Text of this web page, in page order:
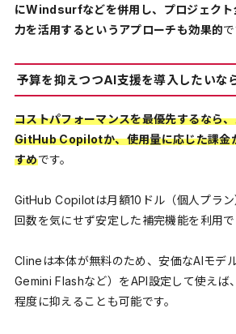
にWindsurfなどを併用し、プロジェクト
力を活用するというアプローチも効果的で
予算を抑えつつAI支援を導入したいな
コストパフォーマンスを最優先するなら
GitHub Copilotか、使用量に応じた課金
すめです。
GitHub Copilotは月額10ドル（個人プラン
回数を気にせず安定した補完機能を利用で
Clineは本体が無料のため、安価なAIモデ
Gemini Flashなど）をAPI設定して使えば
程度に抑えることも可能です。